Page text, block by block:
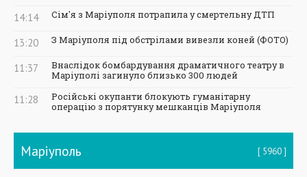
14:14 Сім'я з Маріуполя потрапила у смертельну ДТП
13:20 З Маріуполя під обстрілами вивезли коней (ФОТО)
11:37
Внаслідок бомбардування драматичного театру в
Маріуполі загинуло близько 300 людей
11:28
Російські окупанти блокують гуманітарну
операцію з порятунку мешканців Маріуполя
Маріуполь 5960